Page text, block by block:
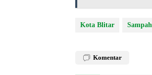
Kota Blitar Sampah
Komentar